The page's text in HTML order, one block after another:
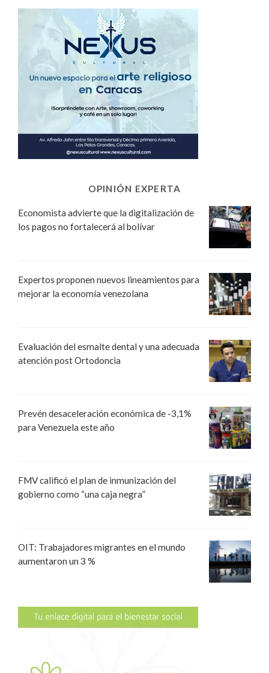
OPINIÓN EXPERTA
Economista advierte que la digitalización de
los pagos no fortalecerá al bolívar
Expertos proponen nuevos lineamientos para
mejorar la economía venezolana
Evaluación del esmalte dental y una adecuada
atención post Ortodoncia
Prevén desaceleración económica de -3,1%
para Venezuela este año
FMV calificó el plan de inmunización del
gobierno como “una caja negra”
OIT: Trabajadores migrantes en el mundo
aumentaron un 3 %